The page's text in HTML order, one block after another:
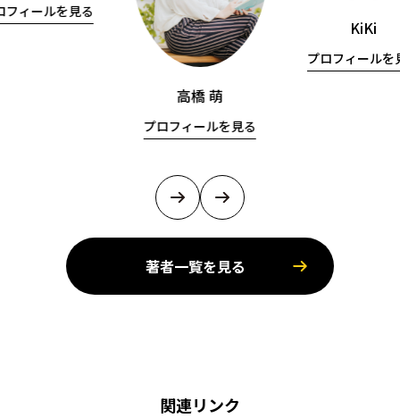
フィールを見る
高橋 萌
プロフィールを見る
KiKi
プロフィールを
著者一覧を見る
関連リンク